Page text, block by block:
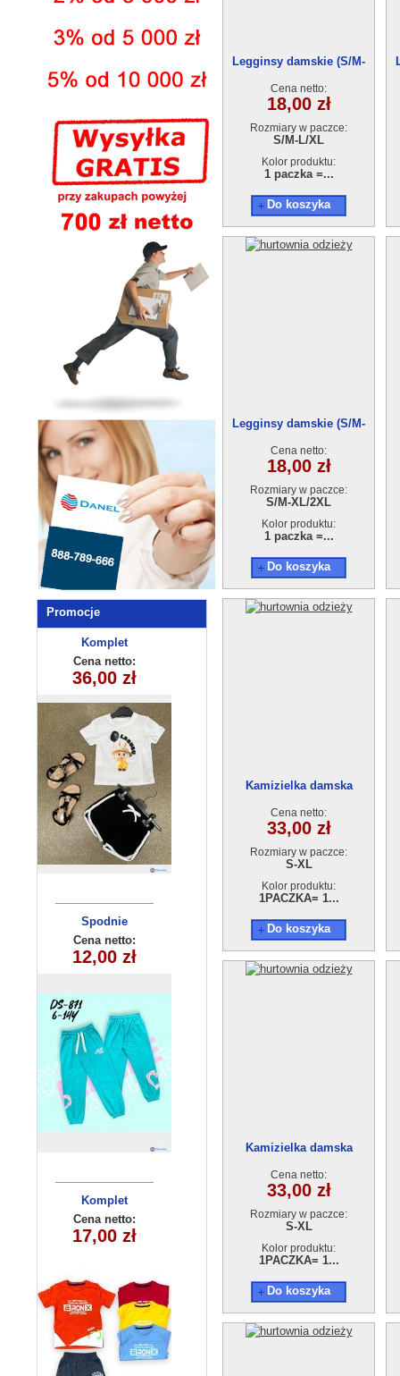
Promocje
Komplet
dziecięcy
260625-30
(3/4-13/14)
6szt
Cena netto:
36,00 zł
Spodnie
dziecięce
DS-871 (6-14)
10szt
Cena netto:
12,00 zł
Komplet
chlopiecy 5578
(3-6) 4szt
Cena netto:
17,00 zł
Komplet
dziewczęcy
315-10(3-10)
5szt
Cena netto:
23,00 zł
Bluzka
dziewczęca
270625-2(6-16)
6szt
Cena netto:
18,00 zł
Komplety
dziecięce (1-4
) 4szt
Cena netto:
12,00 zł
Legginsy damskie (S/M-
Cena netto:
18,00 zł
Rozmiary w paczce:
S/M-L/XL
Kolor produktu:
1 paczka =...
Do koszyka
Legginsy damskie (S/M-
Cena netto:
18,00 zł
Rozmiary w paczce:
S/M-XL/2XL
Kolor produktu:
1 paczka =...
Do koszyka
Kamizielka damska
Cena netto:
33,00 zł
Rozmiary w paczce:
S-XL
Kolor produktu:
1PACZKA= 1...
Do koszyka
Kamizielka damska
Cena netto:
33,00 zł
Rozmiary w paczce:
S-XL
Kolor produktu:
1PACZKA= 1...
Do koszyka